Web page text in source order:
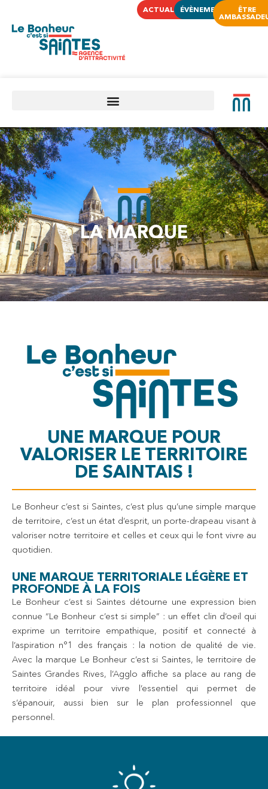
ACTUALITÉSÉVÈNEMENTS
ÊTRE
LA MARQUE
UNE MARQUE POUR
VALORISER LE TERRITOIRE
DE SAINTAIS !
Le Bonheur c’est si Saintes, c’est plus qu’une simple marque
de territoire, c’est un état d’esprit, un porte-drapeau visant à
valoriser notre territoire et celles et ceux qui le font vivre au
quotidien.
UNE MARQUE TERRITORIALE LÉGÈRE ET
PROFONDE À LA FOIS
Le Bonheur c’est si Saintes détourne une expression bien
connue “Le Bonheur c’est si simple” : un effet clin d’oeil qui
exprime un territoire empathique, positif et connecté à
l’aspiration n°1 des français : la notion de qualité de vie.
Avec la marque Le Bonheur c’est si Saintes, le territoire de
Saintes Grandes Rives, l’Agglo affiche sa place au rang de
territoire idéal pour vivre l’essentiel qui permet de
s’épanouir, aussi bien sur le plan professionnel que
personnel.